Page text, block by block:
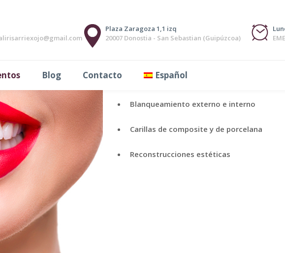
Plaza Zaragoza 1,1 izq
20007 Donostia - San Sebastian (Guipúzcoa)
Blog Contacto Español
La odontología estética es la parte de la
mejorar la armonía de la sonrisa.
Blanqueamiento externo e interno
Carillas de composite y de porcelana
Reconstrucciones estéticas